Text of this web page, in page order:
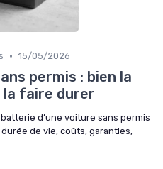
• 15/05/2026
permis : bien la
la faire durer
d’une voiture sans permis
de vie, coûts, garanties,